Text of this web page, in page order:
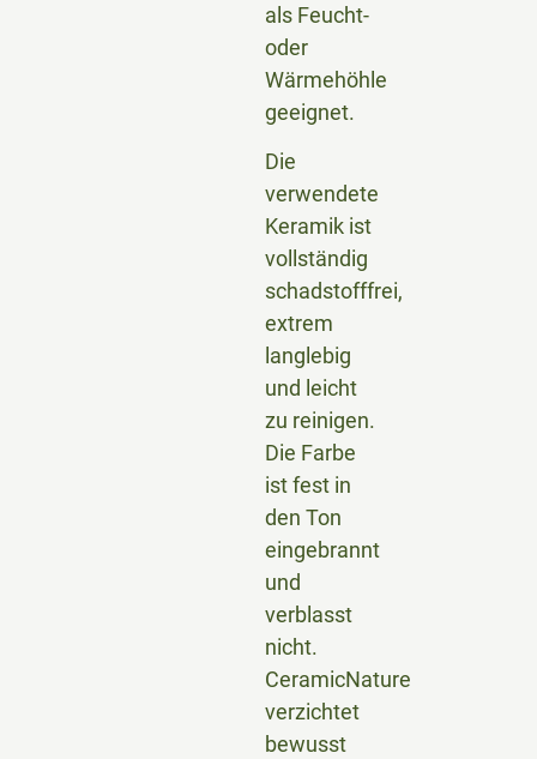
als Feucht-
oder
Wärmehöhle
geeignet.
Die
verwendete
Keramik ist
vollständig
schadstofffrei,
extrem
langlebig
und leicht
zu reinigen.
Die Farbe
ist fest in
den Ton
eingebrannt
und
verblasst
nicht.
CeramicNature
verzichtet
bewusst